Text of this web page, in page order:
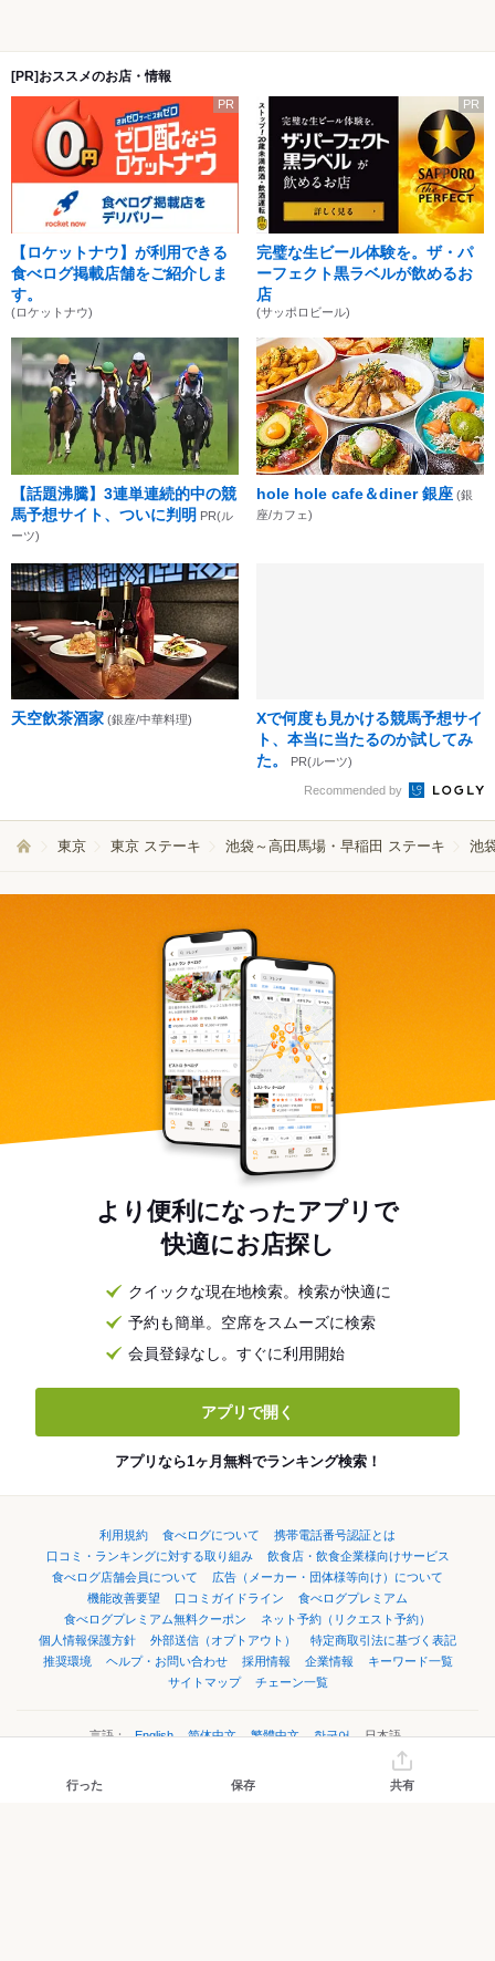
[PR]おススメのお店・情報
PR
【ロケットナウ】が利用できる
食べログ掲載店舗をご紹介しま
す。
(ロケットナウ)
PR
完璧な生ビール体験を。ザ・パ
ーフェクト黒ラベルが飲めるお
店
(サッポロビール)
【話題沸騰】3連単連続的中の競
馬予想サイト、ついに判明 PR(ル
ーツ)
hole hole cafe＆diner 銀座 (銀
座/カフェ)
天空飲茶酒家 (銀座/中華料理)
Xで何度も見かける競馬予想サイ
ト、本当に当たるのか試してみ
た。
PR(ルーツ)
Recommended by
東京 東京 ステーキ 池袋～高田馬場・早稲田 ステーキ 池
より便利になったアプリで
快適にお店探し
クイックな現在地検索。検索が快適に
予約も簡単。空席をスムーズに検索
会員登録なし。すぐに利用開始
アプリで開く
アプリなら1ヶ月無料でランキング検索！
利用規約 食べログについて
携帯電話番号認証とは
口コミ・ランキングに対する取り組み
飲食店・飲食企業様向けサービス
食べログ店舗会員について
広告（メーカー・団体様等向け）について
機能改善要望
口コミガイドライン
食べログプレミアム
食べログプレミアム無料クーポン
ネット予約（リクエスト予約）
個人情報保護方針
外部送信（オプトアウト）
特定商取引法に基づく表記
推奨環境
ヘルプ・お問い合わせ 採用情報 企業情報
キーワード一覧
サイトマップ
チェーン一覧
言語： English 简体中文 繁體中文 한국어 日本語
©Kakaku.com, Inc.
行った 保存 共有